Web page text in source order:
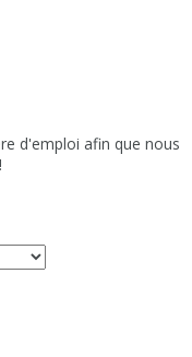
d'emploi afin que nous